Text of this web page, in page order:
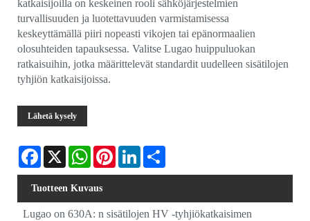
katkaisijoilla on keskeinen rooli sähköjärjestelmien
turvallisuuden ja luotettavuuden varmistamisessa
keskeyttämällä piiri nopeasti vikojen tai epänormaalien
olosuhteiden tapauksessa. Valitse Lugao huippuluokan
ratkaisuihin, jotka määrittelevät standardit uudelleen sisätilojen
tyhjiön katkaisijoissa.
Lähetä kysely
Facebook
X WhatsAppPinterestLinkedIn
Tuotteen Kuvaus
Lugao on 630A: n sisätilojen HV -tyhjiökatkaisimen